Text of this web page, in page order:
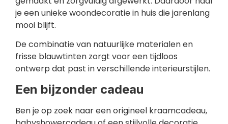
je een unieke woondecoratie in huis die jarenlang
mooi blijft.
De combinatie van natuurlijke materialen en
frisse blauwtinten zorgt voor een tijdloos
ontwerp dat past in verschillende interieurstijlen.
Een bijzonder cadeau
Ben je op zoek naar een origineel kraamcadeau,